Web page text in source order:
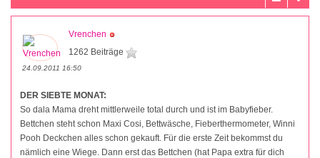
Vrenchen
1262 Beiträge
24.09.2011 16:50
DER SIEBTE MONAT:
So dala Mama dreht mittlerweile total durch und ist im Babyfieber.
Bettchen steht schon Maxi Cosi, Bettwäsche, Fieberthermometer, Winni
Pooh Deckchen alles schon gekauft. Für die erste Zeit bekommst du
nämlich eine Wiege. Dann erst das Bettchen (hat Papa extra für dich